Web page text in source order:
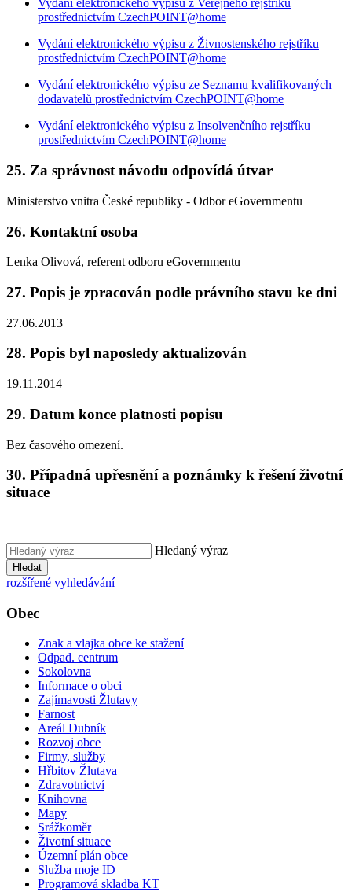
Vydání elektronického výpisu z Veřejného rejstříku
prostřednictvím CzechPOINT@home
Vydání elektronického výpisu z Živnostenského rejstříku
prostřednictvím CzechPOINT@home
Vydání elektronického výpisu ze Seznamu kvalifikovaných
dodavatelů prostřednictvím CzechPOINT@home
Vydání elektronického výpisu z Insolvenčního rejstříku
prostřednictvím CzechPOINT@home
25. Za správnost návodu odpovídá útvar
Ministerstvo vnitra České republiky - Odbor eGovernmentu
26. Kontaktní osoba
Lenka Olivová, referent odboru eGovernmentu
27. Popis je zpracován podle právního stavu ke dni
27.06.2013
28. Popis byl naposledy aktualizován
19.11.2014
29. Datum konce platnosti popisu
Bez časového omezení.
30. Případná upřesnění a poznámky k řešení životní
situace
Hledaný výraz
Hledat
rozšířené vyhledávání
Obec
Znak a vlajka obce ke stažení
Odpad. centrum
Sokolovna
Informace o obci
Zajímavosti Žlutavy
Farnost
Areál Dubník
Rozvoj obce
Firmy, služby
Hřbitov Žlutava
Zdravotnictví
Knihovna
Mapy
Srážkoměr
Životní situace
Územní plán obce
Služba moje ID
Programová skladba KT